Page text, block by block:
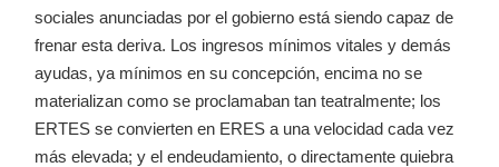
sociales anunciadas por el gobierno está siendo capaz de
frenar esta deriva. Los ingresos mínimos vitales y demás
ayudas, ya mínimos en su concepción, encima no se
materializan como se proclamaban tan teatralmente; los
ERTES se convierten en ERES a una velocidad cada vez
más elevada; y el endeudamiento, o directamente quiebra